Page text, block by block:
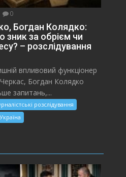
0
Богдан Колядко:
зник за обрієм чи
– розслідування
впливовий функціонер
Черкас, Богдан Колядко
запитань,...
розслідування
Україна